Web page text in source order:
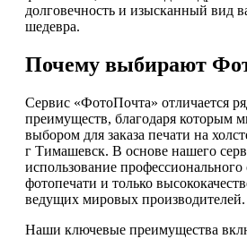
долговечность и изысканный вид
шедевра.
Почему выбирают
Сервис «ФотоПочта» отличается
преимуществ, благодаря которым
выбором для заказа печати на
г Тимашевск. В основе нашего
использование профессионального
фотопечати и только
ведущих мировых производителей.
Наши ключевые преимущества